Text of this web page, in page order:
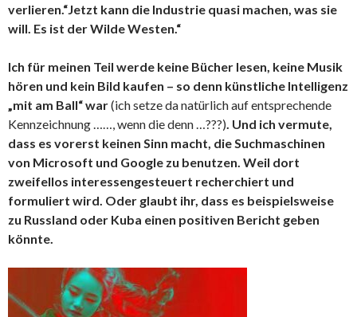
verlieren.“Jetzt kann die Industrie quasi machen, was sie
will. Es ist der Wilde Westen.“
Ich für meinen Teil werde keine Bücher lesen, keine Musik
hören und kein Bild kaufen – so denn künstliche Intelligenz
„mit am Ball“ war(ich setze da natürlich auf entsprechende
Kennzeichnung ……, wenn die denn …???) . Und ich vermute,
dass es vorerst keinen Sinn macht, die Suchmaschinen
von Microsoft und Google zu benutzen. Weil dort
zweifellos interessengesteuert recherchiert und
formuliert wird. Oder glaubt ihr, dass es beispielsweise
zu Russland oder Kuba einen positiven Bericht geben
könnte.